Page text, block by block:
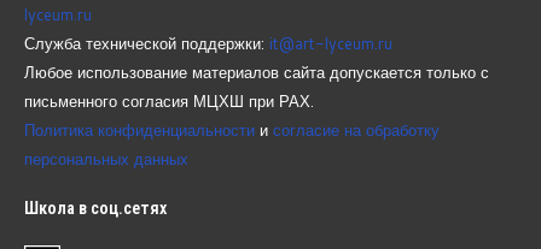
lyceum.ru
Служба технической поддержки: it@art-lyceum.ru
Любое использование материалов сайта допускается только с
письменного согласия МЦХШ при РАХ.
Политика конфиденциальности и согласие на обработку
персональных данных
Школа в соц.сетях